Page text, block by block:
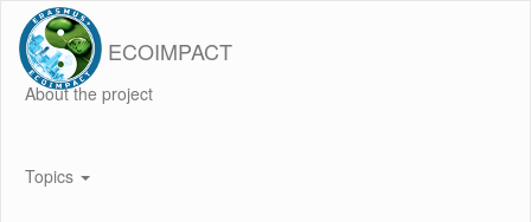
ECOIMPACT
About the project
Topics